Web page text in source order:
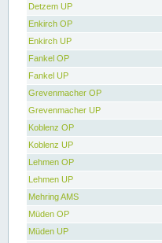
Detzem UP
Enkirch OP
Enkirch UP
Fankel OP
Fankel UP
Grevenmacher OP
Grevenmacher UP
Koblenz OP
Koblenz UP
Lehmen OP
Lehmen UP
Mehring AMS
Müden OP
Müden UP